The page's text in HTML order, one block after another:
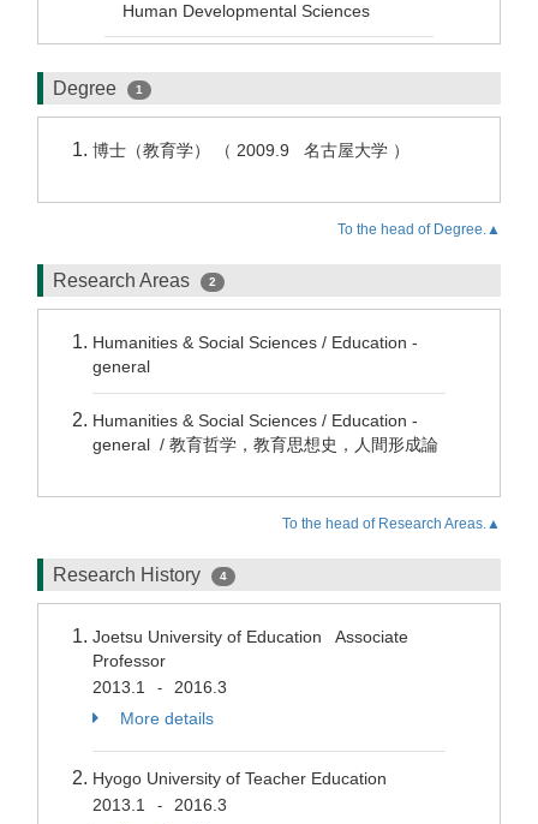
Human Developmental Sciences
Degree 1
博士（教育学） （ 2009.9 名古屋大学 ）
To the head of Degree.▲
Research Areas 2
Humanities & Social Sciences / Education -
general
Humanities & Social Sciences / Education -
general / 教育哲学，教育思想史，人間形成論
To the head of Research Areas.▲
Research History 4
Joetsu University of Education Associate
Professor
2013.1
-
2016.3
More details
Hyogo University of Teacher Education
2013.1
-
2016.3